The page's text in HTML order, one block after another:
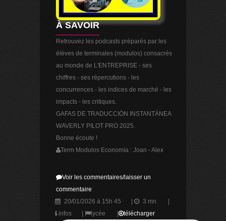
À SAVOIR
Retrouvez les podcasts préparés par les
élèves de terminales (modulos) consacrés
au monde de L'ENTREPRISE - ses
chiffres - ses répercutions - les
concurrences - les indices de marché - les
impacts - les critiques.
GAFAS DE TRADUCCIÓN INSTANTÁNEA
WAVERLY PILOT PRO 2025.
Bonne écoute !
Term Modulos Economía : Joan - Alex
Voir les commentaires/laisser un
commentaire
20/01/2026 à 15h 45
3 mn
infos
lycée télécharger